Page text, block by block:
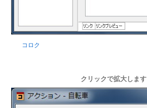
コロク
クリックで拡大します